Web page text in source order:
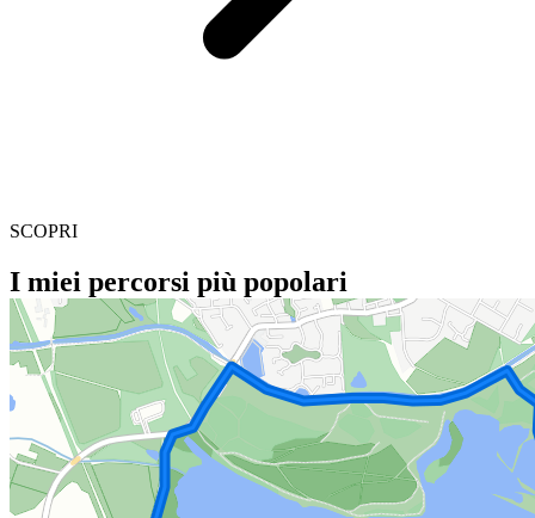
SCOPRI
I miei percorsi più popolari